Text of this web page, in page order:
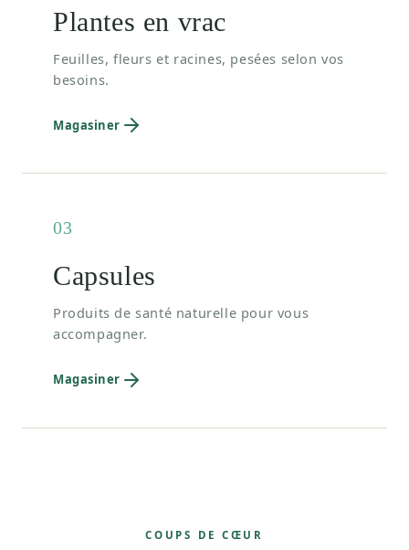
Plantes en vrac
Feuilles, fleurs et racines, pesées selon vos
besoins.
Magasiner
03
Capsules
Produits de santé naturelle pour vous
accompagner.
Magasiner
COUPS DE CŒUR